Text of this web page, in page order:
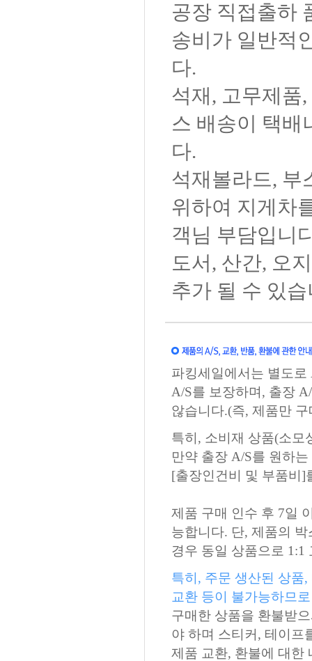
공장 직접출하
송비가 일반적
다.
석재, 고무제품
스 배송이 택배
다.
석재볼라드, 부
위하여 지게차
객님 부담입니
도서, 산간, 오
추가 될 수 있
파킹세일에서는 별도
A/S를 보장하며, 출장
않습니다.(즉, 제품만
특히, 소비재 상품(소모
만약 출장 A/S를 원하
[출장인건비 및 부품비]
제품 구매 인수 후 7일
능합니다. 단, 제품의
경우 동일 상품으로 1:1
특히, 주문 생산된 상품
교환 등이 불가능하므
구매한 상품을 환불받
야 하며 스티커, 테이프
제품 교환, 환불에 대한